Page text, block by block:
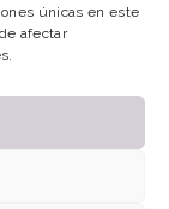
únicas en este
afectar